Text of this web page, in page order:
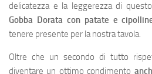
delicatezza e la leggerezza di
Gobba Dorata con patate e
tenere presente per la nostra tavola.
Oltre che un secondo di tutto
diventare un ottimo condimento